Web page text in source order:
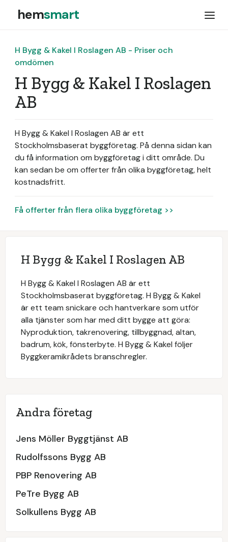
hemsmart
H Bygg & Kakel I Roslagen AB - Priser och
omdömen
H Bygg & Kakel I Roslagen
AB
H Bygg & Kakel I Roslagen AB är ett
Stockholmsbaserat byggföretag. På denna sidan kan
du få information om byggföretag i ditt område. Du
kan sedan be om offerter från olika byggföretag, helt
kostnadsfritt.
Få offerter från flera olika byggföretag >>
H Bygg & Kakel I Roslagen AB
H Bygg & Kakel I Roslagen AB är ett
Stockholmsbaserat byggföretag. H Bygg & Kakel
är ett team snickare och hantverkare som utför
alla tjänster som har med ditt bygge att göra:
Nyproduktion, takrenovering, tillbyggnad, altan,
badrum, kök, fönsterbyte. H Bygg & Kakel följer
Byggkeramikrådets branschregler.
Andra företag
Jens Möller Byggtjänst AB
Rudolfssons Bygg AB
PBP Renovering AB
PeTre Bygg AB
Solkullens Bygg AB